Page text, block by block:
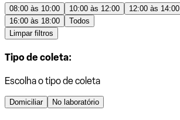
08:00 às 10:00 10:00 às 12:00 12:00 às 14:00
16:00 às 18:00
Todos
Limpar filtros
Tipo de coleta:
Escolha o tipo de coleta
Domiciliar No laboratório